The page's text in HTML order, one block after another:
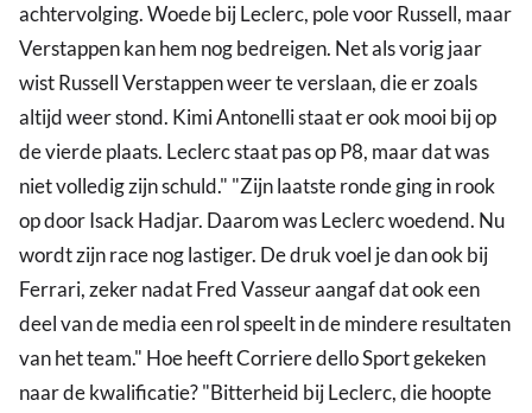
achtervolging. Woede bij Leclerc, pole voor Russell, maar
Verstappen kan hem nog bedreigen. Net als vorig jaar
wist Russell Verstappen weer te verslaan, die er zoals
altijd weer stond. Kimi Antonelli staat er ook mooi bij op
de vierde plaats. Leclerc staat pas op P8, maar dat was
niet volledig zijn schuld." "Zijn laatste ronde ging in rook
op door Isack Hadjar. Daarom was Leclerc woedend. Nu
wordt zijn race nog lastiger. De druk voel je dan ook bij
Ferrari, zeker nadat Fred Vasseur aangaf dat ook een
deel van de media een rol speelt in de mindere resultaten
van het team." Hoe heeft Corriere dello Sport gekeken
naar de kwalificatie? "Bitterheid bij Leclerc, die hoopte